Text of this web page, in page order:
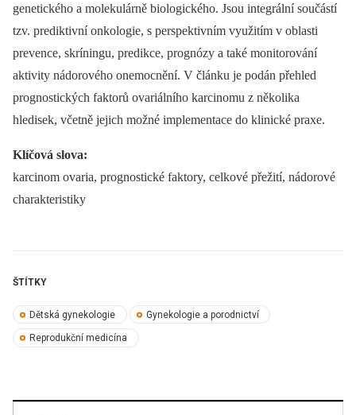
genetického a molekulárně biologického. Jsou integrální součástí
tzv. prediktivní onkologie, s perspektivním využitím v oblasti
prevence, skríningu, predikce, prognózy a také monitorování
aktivity nádorového onemocnění. V článku je podán přehled
prognostických faktorů ovariálního karcinomu z několika
hledisek, včetně jejich možné implementace do klinické praxe.
Klíčová slova:
karcinom ovaria, prognostické faktory, celkové přežití, nádorové
charakteristiky
ŠTÍTKY
Dětská gynekologie Gynekologie a porodnictví
Reprodukční medicína